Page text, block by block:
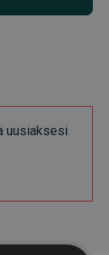
uusiaksesi